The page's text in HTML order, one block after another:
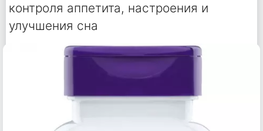
контроля аппетита, настроения и
улучшения сна